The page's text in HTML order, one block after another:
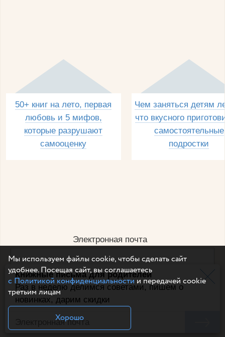
Книжные письма для родителей
Раз в неделю делимся советами, пишем о
новинках, дарим скидки
50+ книг на лето, первая
любовь и 5 мифов,
которые разрушают
самооценку
Чем заняться детям
что вкусного
самостоятельные
подростки
Электронная почта
Например, dulsineya@gmail.com
Без спама и смс
Подписаться
Мы используем файлы cookie, чтобы сделать сайт
удобнее. Посещая сайт, вы соглашаетесь
с Политикой конфиденциальностии передачей cookie
третьим лицам
Хорошо